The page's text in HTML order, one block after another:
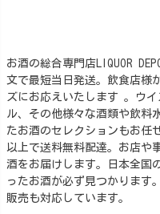
お酒の総合専門店LIQUOR
文で最短当日発送。飲食店様
ズにお応えいたします 。ウ
ル、その他様々な酒類や飲料
たお酒のセレクションもお任
以上で送料無料配達。お店や
酒をお届けします。日本全国
ったお酒が必ず見つかります
販売も対応しています。